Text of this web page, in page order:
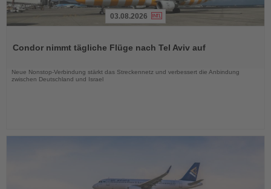
die
03.08.2026
Condor nimmt tägliche Flüge nach Tel Aviv auf
Neue Nonstop-Verbindung stärkt das Streckennetz und verbessert die Anbindung
zwischen Deutschland und Israel